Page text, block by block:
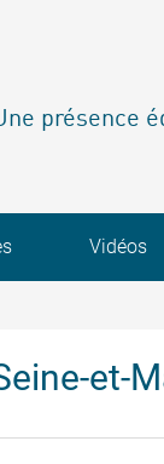
présence
Vidéos
et-